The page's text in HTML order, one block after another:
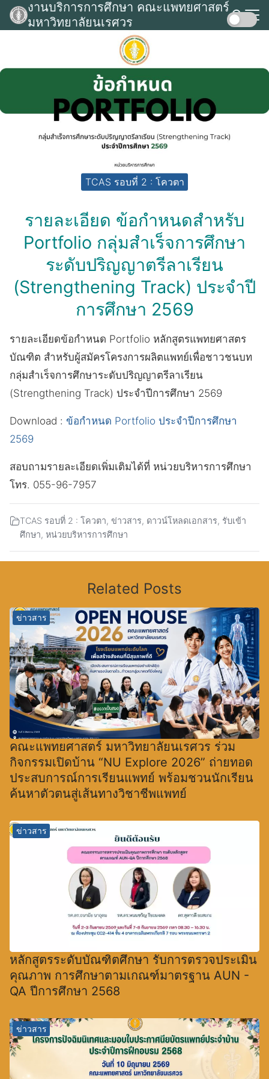
Skip
งานบริการการศึกษา คณะแพทยศาสตร์
มหาวิทยาลัยนเรศวร
TCAS รอบที่ 2 : โควตา
รายละเอียด ข้อกำหนดสำหรับ
Portfolio กลุ่มสำเร็จการศึกษา
ระดับปริญญาตรีลาเรียน
(Strengthening Track) ประจำปี
การศึกษา 2569
รายละเอียดข้อกำหนด Portfolio หลักสูตรแพทยศาสตร
บัณฑิต สำหรับผู้สมัครโครงการผลิตแพทย์เพื่อชาวชนบท
กลุ่มสำเร็จการศึกษาระดับปริญญาตรีลาเรียน
(Strengthening Track) ประจำปีการศึกษา 2569
Download : ข้อกำหนด Portfolio ประจำปีการศึกษา
2569
สอบถามรายละเอียดเพิ่มเติมได้ที่ หน่วยบริหารการศึกษา
โทร. 055-96-7957
TCAS รอบที่ 2 : โควตา,ข่าวสาร, ดาวน์โหลดเอกสาร, รับเข้า
ศึกษา,หน่วยบริหารการศึกษา
Related Posts
ข่าวสาร
คณะแพทยศาสตร์ มหาวิทยาลัยนเรศวร ร่วม
กิจกรรมเปิดบ้าน “NU Explore 2026” ถ่ายทอด
ประสบการณ์การเรียนแพทย์ พร้อมชวนนักเรียน
ค้นหาตัวตนสู่เส้นทางวิชาชีพแพทย์
ข่าวสาร
หลักสูตรระดับบัณฑิตศึกษา รับการตรวจประเมิน
คุณภาพ การศึกษาตามเกณฑ์มาตรฐาน AUN -
QA ปีการศึกษา 2568
ข่าวสาร